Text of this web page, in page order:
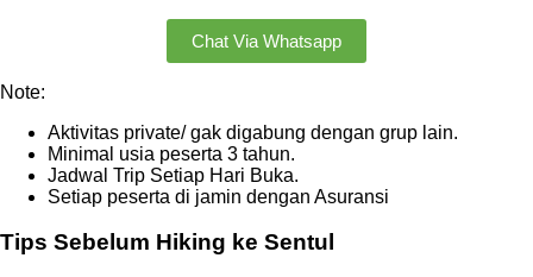
Chat Via Whatsapp
Note:
Aktivitas private/ gak digabung dengan grup lain.
Minimal usia peserta 3 tahun.
Jadwal Trip Setiap Hari Buka.
Setiap peserta di jamin dengan Asuransi
Tips Sebelum Hiking ke Sentul